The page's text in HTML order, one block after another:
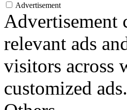
Advertisement
Advertisement
relevant ads
visitors across
customized ads.